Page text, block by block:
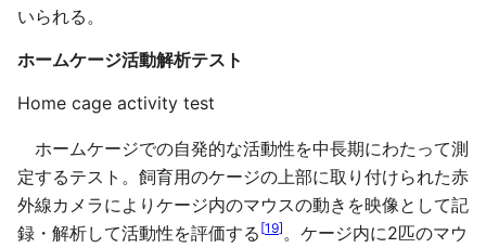
いられる。
ホームケージ活動解析テスト
Home cage activity test
ホームケージでの自発的な活動性を中長期にわたって測
定するテスト。飼育用のケージの上部に取り付けられた赤
外線カメラによりケージ内のマウスの動きを映像として記
録・解析して活動性を評価する [19] 。ケージ内に2匹のマウ